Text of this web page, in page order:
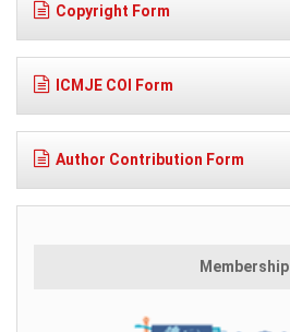
Copyright Form
ICMJE COI Form
Author Contribution Form
Membership